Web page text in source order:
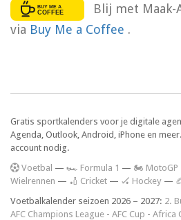
Blij met Maak-
via Buy Me a Coffee .
Gratis sportkalenders voor je digitale
Agenda, Outlook, Android, iPhone en
account nodig.
Voetbal — 🏎️ Formula 1 — 🏍 MotoGP
Wielrennen — 🏏 Cricket — 🏑 Hockey —
Voetbalkalender seizoen 2026 – 2027: 2.
AFC Champions League - AFC Cup - Africa